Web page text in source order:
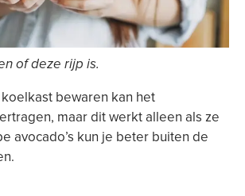
of deze rijp is.
bewaren kan het
maar dit werkt alleen als ze
avocado’s kun je beter buiten de